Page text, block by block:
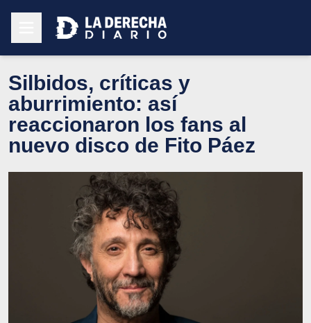
Silbidos, críticas y
aburrimiento: así
reaccionaron los fans al
nuevo disco de Fito Páez